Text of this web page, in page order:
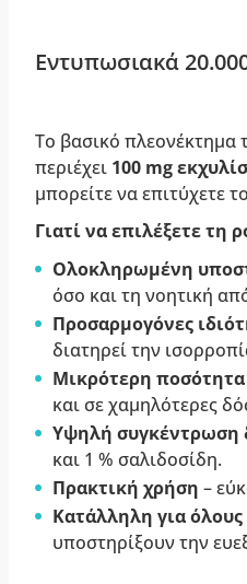
Εντυπωσιακά
Το βασικό πλεονέκτημα
περιέχει 100 mg
μπορείτε να επιτύχετε
Γιατί να επιλέξετε τη
Ολοκληρωμένη
όσο και τη νοητική
Προσαρμογόνες
διατηρεί την
Μικρότερη ποσότητα
και σε χαμηλότερες
Υψηλή συγκέντρωση
και 1 % σαλιδοσίδη.
Πρακτική χρήση –
Κατάλληλη για όλους
υποστηρίξουν την